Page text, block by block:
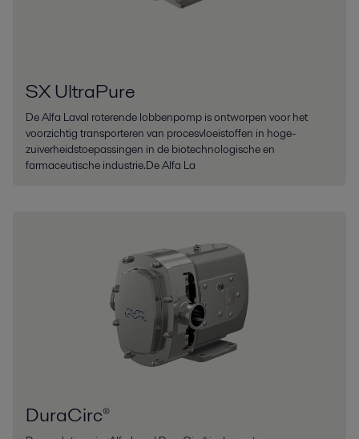
SX UltraPure
De Alfa Laval roterende lobbenpomp is ontworpen voor het
voorzichtig transporteren van procesvloeistoffen in hoge-
zuiverheidstoepassingen in de biotechnologische en
farmaceutische industrie.De Alfa La
DuraCirc®